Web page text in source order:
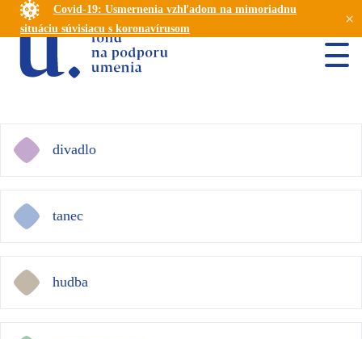
Covid-19: Usmernenia vzhľadom na mimoriadnu
situáciu súvisiacu s koronavírusom
×
divadlo
tanec
hudba